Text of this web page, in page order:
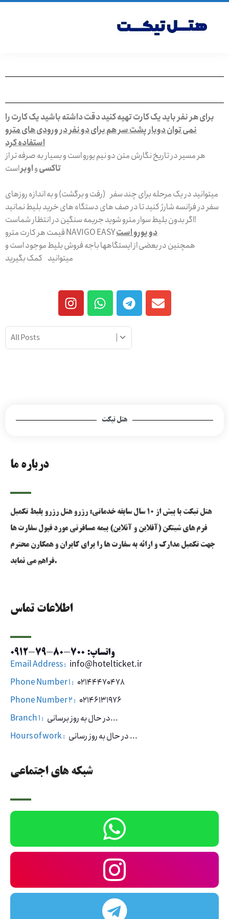
برای هر نفر باید یک کارت تهیه کنید دقت داشته باشید یک کارت را
نمی توان دوبار پشت سر هم برای دو نفر در ورودی های مترو
استفاده کرد
هر مسیر در تاریخ نگارش متن دو نیم یورو است و بسیار به صرفه تر از
تاکسیواوبراست
میتوانید در یک مرحله برای چند سفر (رفت و برگشت) و به اندازه روزهای
سفر در فرانسه شارژ کنید تا در صف های دستگاه های خرید بلیط نمانید
اگر بدون بلیط سوار مترو شوید جریمه سنگین در انتظار شماست!
قیمت هر کارت مترو NAVIGO EASYدو یورو است
همچنین در بعضی از ایستگاهها باجه فروش بلیط موجود است و
میتوانید کمک بگیرید
هتل تیکت
شبکه های اجتماعی
اطلاعات تماس
واتساپ: 700-80-79-0912
Email Address : info@hotelticket.ir
Phone Number 1 : 02144470478
Phone Number 2 : 02146131976
Branch 1 :
در حال به روز برسانی...
Hours of work :
در حال به روز رسانی ...
درباره ما
هتل تیکت با بیش از 10 سال سابقه خدماتی: رزرو هتل رزرو بلیط تکمیل
فرم های شینگن (آفلاین و آنلاین) بیمه مسافرتی مورد قبول سفارت ها
جهت تکمیل مدارک و ارائه به سفارت ها را برای کابران و همکارن محترم
فراهم می نماید.